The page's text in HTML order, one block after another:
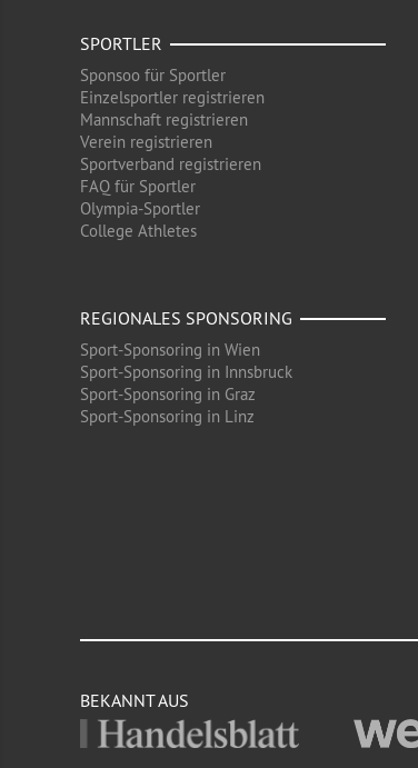
SPORTLER
Sponsoo für Sportler
Einzelsportler registrieren
Mannschaft registrieren
Verein registrieren
Sportverband registrieren
FAQ für Sportler
Olympia-Sportler
College Athletes
REGIONALES SPONSORING
Sport-Sponsoring in Wien
Sport-Sponsoring in Innsbruck
Sport-Sponsoring in Graz
Sport-Sponsoring in Linz
BEKANNT AUS